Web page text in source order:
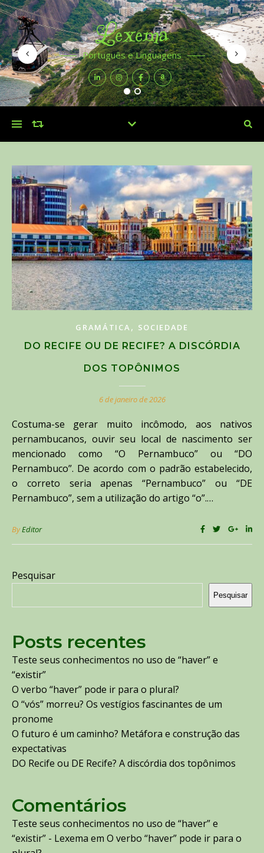
Lexema
Português e Linguagens
GRAMÁTICA, SOCIEDADE
DO RECIFE OU DE RECIFE? A DISCÓRDIA
DOS TOPÔNIMOS
6 de janeiro de 2026
Costuma-se gerar muito incômodo, aos nativos
pernambucanos, ouvir seu local de nascimento ser
mencionado como “O Pernambuco” ou “DO
Pernambuco”. De acordo com o padrão estabelecido,
o correto seria apenas “Pernambuco” ou “DE
Pernambuco”, sem a utilização do artigo “o”.…
ByEditor
Pesquisar
Pesquisar
Posts recentes
Teste seus conhecimentos no uso de “haver” e
“existir”
O verbo “haver” pode ir para o plural?
O “vós” morreu? Os vestígios fascinantes de um
pronome
O futuro é um caminho? Metáfora e construção das
expectativas
DO Recife ou DE Recife? A discórdia dos topônimos
Comentários
Teste seus conhecimentos no uso de “haver” e
“existir” - Lexema em O verbo “haver” pode ir para o